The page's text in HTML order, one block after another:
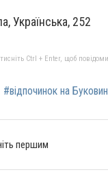
Українська, 252
Ctrl + Enter, щоб
#відпочинок на
першим